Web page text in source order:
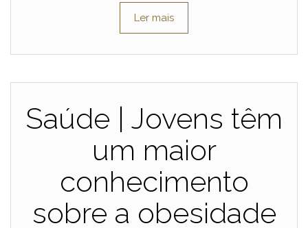
Ler mais
Saúde | Jovens têm
um maior
conhecimento
sobre a obesidade